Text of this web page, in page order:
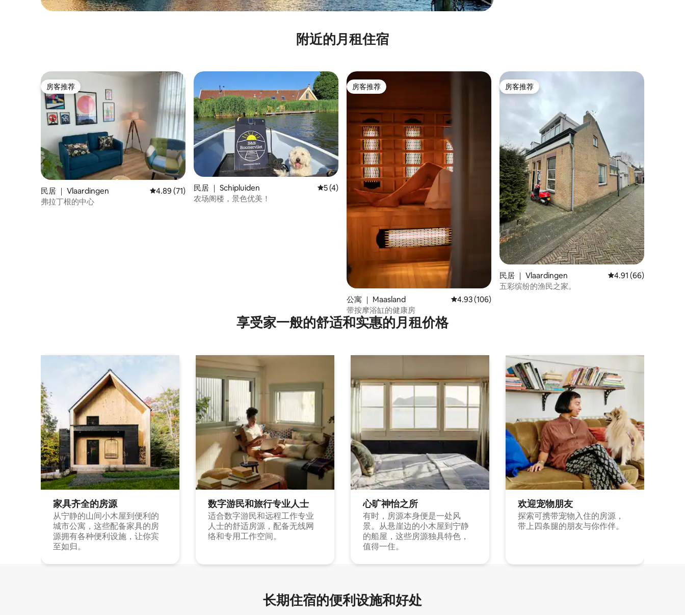
附近的月租住宿
房客推荐
房客推荐
民居 ｜ Vlaardingen 平均评分 4.89 分（满分 5 分），共 71 条评价
4.89 (71)
弗拉丁根的中心
民居 ｜ Schipluiden 平均评分 5 分（满分 5 分），共 4 条评价
5 (4)
农场阁楼，景色优美！
房客推荐
房客推荐
公寓 ｜ Maasland 平均评分 4.93 分（满分 5 分），共 106 条评价
4.93 (106)
带按摩浴缸的健康房
房客推荐
房客推荐
民居 ｜ Vlaardingen 平均评分 4.91 分（满
4.91 (66)
五彩缤纷的渔民之家。
享受家一般的舒适和实惠的月租价格
家具齐全的房源
从宁静的山间小木屋到便利的
城市公寓，这些配备家具的房
源拥有各种便利设施，让你宾
至如归。
数字游民和旅行专业人士
适合数字游民和远程工作专业
人士的舒适房源，配备无线网
络和专用工作空间。
心旷神怡之所
有时，房源本身便是一处风
景。从悬崖边的小木屋到宁静
的船屋，这些房源独具特色，
值得一住。
欢迎宠物朋友
探索可携带宠物入住的房源，
带上四条腿的朋友与你作伴。
长期住宿的便利设施和好处